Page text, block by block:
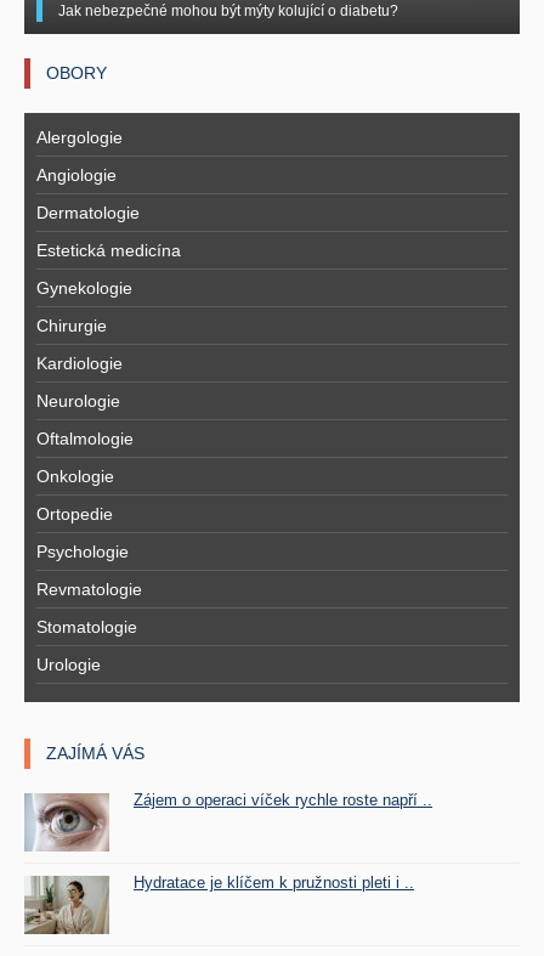
Jak nebezpečné mohou být mýty kolující o diabetu?
OBORY
Alergologie
Angiologie
Dermatologie
Estetická medicína
Gynekologie
Chirurgie
Kardiologie
Neurologie
Oftalmologie
Onkologie
Ortopedie
Psychologie
Revmatologie
Stomatologie
Urologie
ZAJÍMÁ VÁS
Zájem o operaci víček rychle roste napří ..
Hydratace je klíčem k pružnosti pleti i ..